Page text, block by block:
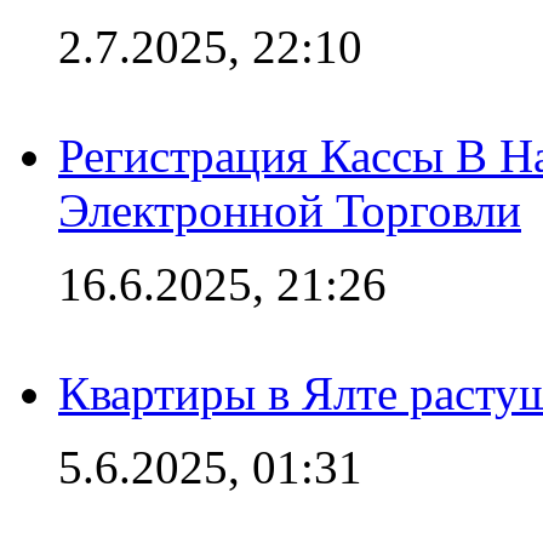
2.7.2025, 22:10
Регистрация Кассы В
Электронной Торговли
16.6.2025, 21:26
Квартиры в Ялте
5.6.2025, 01:31